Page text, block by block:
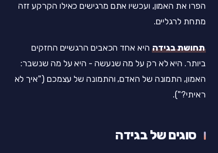
הפרו את האמון, ועכשיו אתם מרגישים כאילו הקרקע זזה
מתחת לרגליים.
תחושת בגידה היא אחד הכאבים הרגשיים החזקים
ביותר. היא לא רק על מה שנעשה - היא על מה שנשבר:
האמון, התמונה של האדם, והתמונה של עצמכם ("איך לא
ראיתי?").
סוגים של בגידה